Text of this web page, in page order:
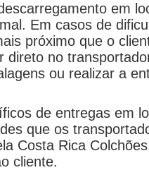
em
Em casos de
próximo que o
direto no
ou realizar a
de entregas em
que os
Costa Rica
cliente.